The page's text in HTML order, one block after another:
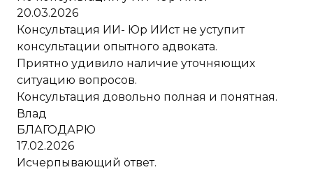
20.03.2026
Консультация ИИ- Юр ИИст не уступит
консультации опытного адвоката.
Приятно удивило наличие уточняющих
ситуацию вопросов.
Консультация довольно полная и понятная.
Влад
БЛАГОДАРЮ
17.02.2026
Исчерпывающий ответ.